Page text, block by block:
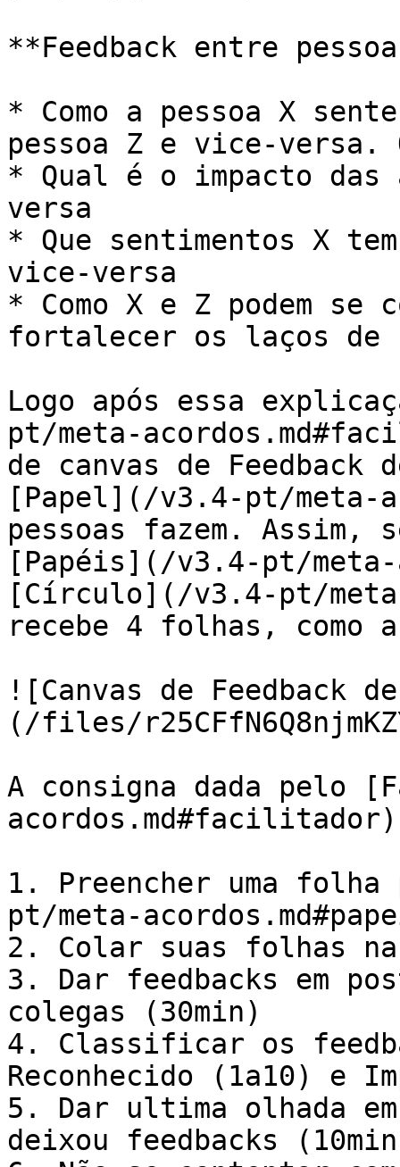
**Feedback entre
* Como a pessoa X
pessoa Z e vice-versa.
* Qual é o impacto das
versa
* Que sentimentos X
vice-versa
* Como X e Z podem se
fortalecer os laços de
Logo após essa
pt/meta-
de canvas de Feedback
[Papel](/v3.4-pt/meta-
pessoas fazem. Assim,
[Papéis](/v3.4-pt/meta-
[Círculo](/v3.4-pt/
recebe 4 folhas, como
![Canvas de Feedback
(/files/
A consigna dada pelo
1. Preencher uma
pt/meta-
2. Colar suas folhas na
3. Dar feedbacks em
colegas (30min)
4. Classificar os
Reconhecido (1a10) e
5. Dar ultima olhada
deixou feedbacks